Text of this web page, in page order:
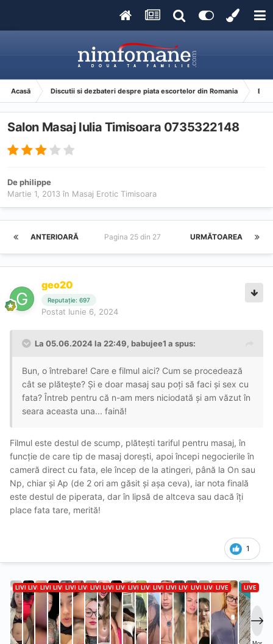
Acasă Discutii si dezbateri despre piata escortelor din Romania
Salon Masaj Iulia Timisoara 0735322148
Dephilippe
Martie 1, 2013 în Masaj Erotic Timisoara
ANTERIOARĂ URMĂTOAREA
Pagina 25 din 27
geo20
Reputație: 697
Postat Iunie 6, 2024
La 05.06.2024 la 22:49, babujee1 a spus:
Bun, o întrebare! Care e filmul aici? Cum se procedează
cât se plătește? Și e doar masaj sau poți să faci și sex cu
fata? Întreb pentru că n-am mers niciodată și am văzut în
seara aceasta una... faină!
Filmul este destul de scump, plătești tariful pentru masaj, în
funcție de care tip de masaj dorești, apoi începi negocierile în
cameră direct cu fata, ele încep de la atingeri, până la On sau
Np, chiar și Ap (de 2 ori am găsit și așa ceva), iar nota finală
este destul de piperata, dar în lipsă de altceva sau dacă îți
place fata tare, merită!
1